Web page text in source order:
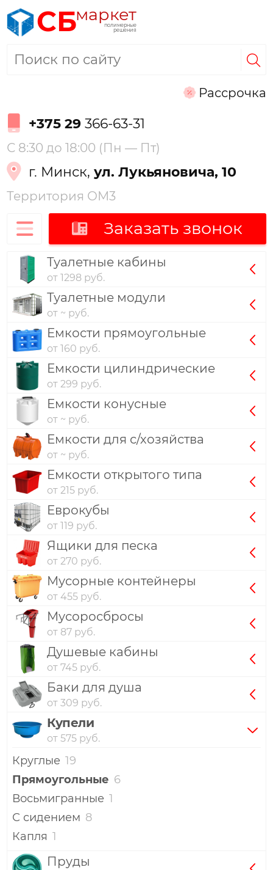
СБмаркет
полимерные
решения
Рассрочка
+375 29 366-63-31
С 8:30 до 18:00 (Пн — Пт)
г. Минск,ул. Лукьяновича, 10
Территория ОМ3
Заказать звонок
Туалетные кабины
от 1298 руб.
Туалетные модули
от ~ руб.
Емкости прямоугольные
от 160 руб.
Емкости цилиндрические
от 299 руб.
Емкости конусные
от ~ руб.
Емкости для с/хозяйства
от ~ руб.
Емкости открытого типа
от 215 руб.
Еврокубы
от 119 руб.
Ящики для песка
от 270 руб.
Мусорные контейнеры
от 455 руб.
Мусоросбросы
от 87 руб.
Душевые кабины
от 745 руб.
Баки для душа
от 309 руб.
Купели
от 575 руб.
Круглые 19
Прямоугольные 6
Восьмигранные 1
С сидением 8
Капля 1
Пруды